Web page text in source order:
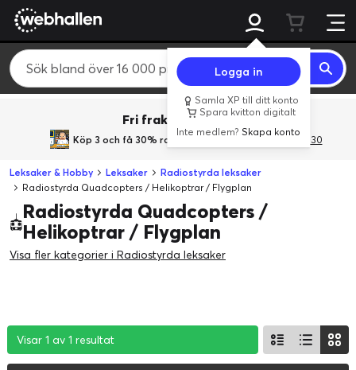
Logga in
Samla XP till ditt konto
Spara kvitton digitalt
Inte medlem?Skapa konto
Fri frakt över 800 kr.
Köp 3 och få 30% rabatt med rabattkoden 3Gives30
Leksaker & Hobby Leksaker
Radiostyrda leksaker
Radiostyrda Quadcopters / Helikoptrar / Flygplan
Radiostyrda Quadcopters /
Helikoptrar / Flygplan
Visa fler kategorier i Radiostyrda leksaker
Visar 1 av 1 resultat
Visar 1 av 1 resultat
Visar 1 av 1 resultat